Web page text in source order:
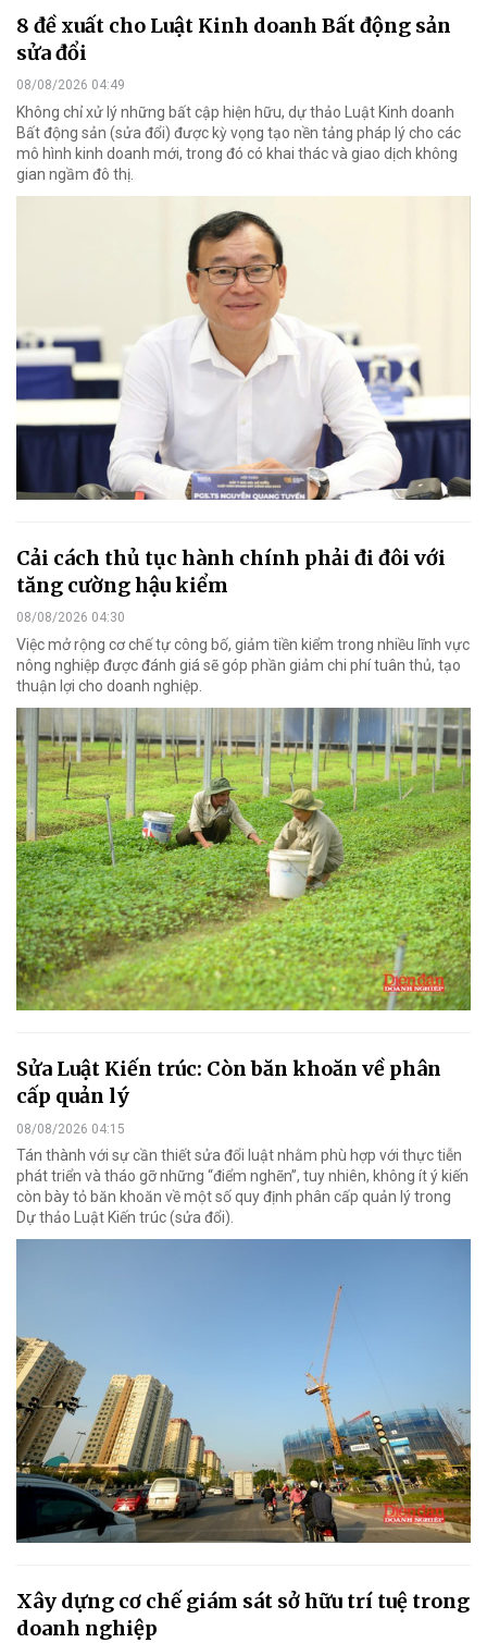
8 đề xuất cho Luật Kinh doanh Bất động sản
sửa đổi
08/08/2026 04:49
Không chỉ xử lý những bất cập hiện hữu, dự thảo Luật Kinh doanh
Bất động sản (sửa đổi) được kỳ vọng tạo nền tảng pháp lý cho các
mô hình kinh doanh mới, trong đó có khai thác và giao dịch không
gian ngầm đô thị.
Cải cách thủ tục hành chính phải đi đôi với
tăng cường hậu kiểm
08/08/2026 04:30
Việc mở rộng cơ chế tự công bố, giảm tiền kiểm trong nhiều lĩnh vực
nông nghiệp được đánh giá sẽ góp phần giảm chi phí tuân thủ, tạo
thuận lợi cho doanh nghiệp.
Sửa Luật Kiến trúc: Còn băn khoăn về phân
cấp quản lý
08/08/2026 04:15
Tán thành với sự cần thiết sửa đổi luật nhằm phù hợp với thực tiễn
phát triển và tháo gỡ những “điểm nghẽn”, tuy nhiên, không ít ý kiến
còn bày tỏ băn khoăn về một số quy định phân cấp quản lý trong
Dự thảo Luật Kiến trúc (sửa đổi).
Xây dựng cơ chế giám sát sở hữu trí tuệ trong
doanh nghiệp